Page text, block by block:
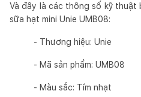
Và đây là các thông số kỹ thuật
sữa hạt mini Unie UMB08:
- Thương hiệu: Unie
- Mã sản phẩm: UMB08
- Màu sắc: Tím nhạt